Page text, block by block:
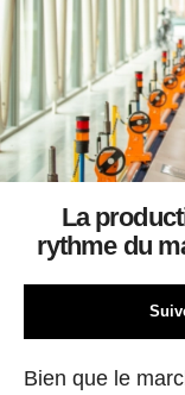
La
rythme du
Bien que le